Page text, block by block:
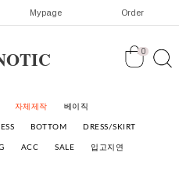
Mypage Order
0
자체제작 베이직
BOTTOM DRESS/SKIRT
ACC SALE 입고지연